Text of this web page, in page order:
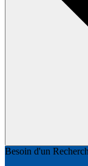
Besoin d'un